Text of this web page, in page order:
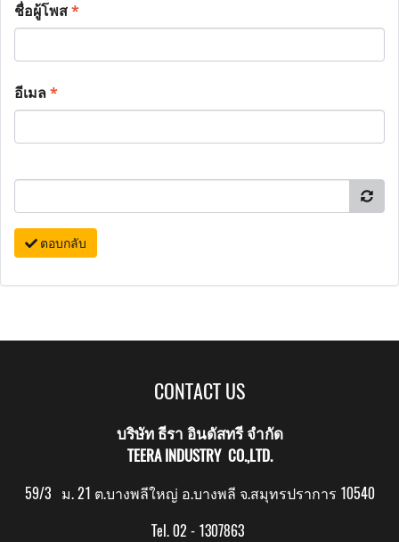
ชื่อผู้โพส*
อีเมล*
ตอบกลับ
CONTACT US
บริษัท ธีรา อินดัสทรี จำกัด
TEERA INDUSTRY CO.,LTD.
59/3 ม. 21 ต.บางพลีใหญ่ อ.บางพลี จ.สมุทรปราการ 10540
Tel. 02 - 1307863